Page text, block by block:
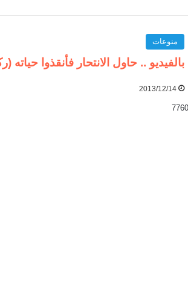
منوعات
بالفيديو .. حاول الانتحار فأنقذوا حياته
2013/12/14